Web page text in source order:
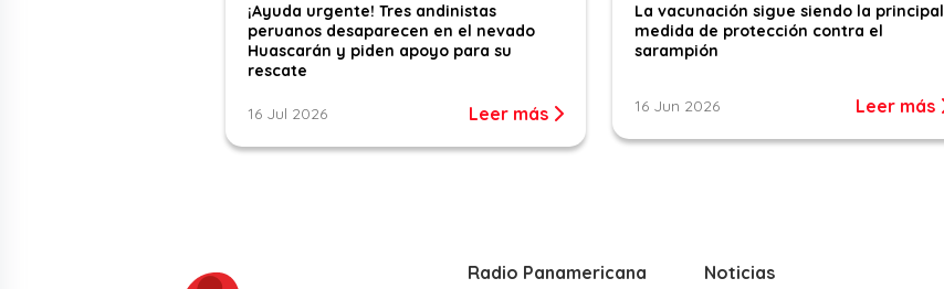
¡Ayuda urgente! Tres andinistas
peruanos desaparecen en el nevado
Huascarán y piden apoyo para su
rescate
16 Jul 2026 Leer más
La vacunación sigue siendo la principal
medida de protección contra el
sarampión
16 Jun 2026 Leer más
Radio Panamericana
Noticias